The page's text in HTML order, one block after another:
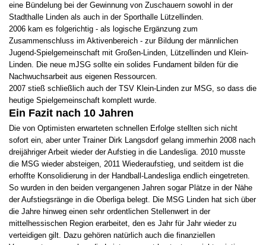
eine Bündelung bei der Gewinnung von Zuschauern sowohl in der
Stadthalle Linden als auch in der Sporthalle Lützellinden.
2006 kam es folgerichtig - als logische Ergänzung zum
Zusammenschluss im Aktivenbereich - zur Bildung der männlichen
Jugend-Spielgemeinschaft mit Großen-Linden, Lützellinden und Klein-
Linden. Die neue mJSG sollte ein solides Fundament bilden für die
Nachwuchsarbeit aus eigenen Ressourcen.
2007 stieß schließlich auch der TSV Klein-Linden zur MSG, so dass die
heutige Spielgemeinschaft komplett wurde.
Ein Fazit nach 10 Jahren
Die von Optimisten erwarteten schnellen Erfolge stellten sich nicht
sofort ein, aber unter Trainer Dirk Langsdorf gelang immerhin 2008 nach
dreijähriger Arbeit wieder der Aufstieg in die Landesliga. 2010 musste
die MSG wieder absteigen, 2011 Wiederaufstieg, und seitdem ist die
erhoffte Konsolidierung in der Handball-Landesliga endlich eingetreten.
So wurden in den beiden vergangenen Jahren sogar Plätze in der Nähe
der Aufstiegsränge in die Oberliga belegt. Die MSG Linden hat sich über
die Jahre hinweg einen sehr ordentlichen Stellenwert in der
mittelhessischen Region erarbeitet, den es Jahr für Jahr wieder zu
verteidigen gilt. Dazu gehören natürlich auch die finanziellen